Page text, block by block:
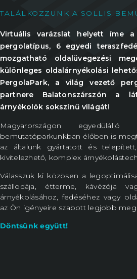
TALÁLKOZZUNK A SOLLIS
Virtuális varázslat helyett íme a
pergolatípus, 6 egyedi
mozgatható oldalüvegezési
különleges oldalárnyékolási
PergolaPark, a világ vezető
partnere Balatonszárszón a
árnyékolók sokszínű világát!
Magyarországon egyedülálló
bemutatóparkunkban élőben is
az általunk gyártatott és
kivitelezhető, komplex
Válasszuk ki közösen a
szállodája, étterme, kávézója
árnyékolásához, fedéséhez vagy
az Ön igényeire szabott legjobb
Döntsünk együtt!